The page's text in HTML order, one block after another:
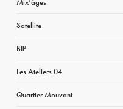
Mix’âges
Satellite
BIP
Les Ateliers 04
Quartier Mouvant